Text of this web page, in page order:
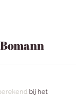
bij het